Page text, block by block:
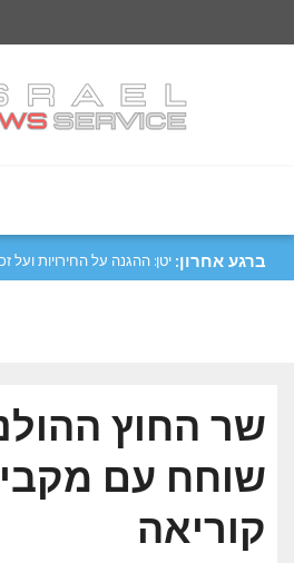
ברגע אחרון: יטן: ההגנה על החירויות ועל נערכה
שר החוץ
שוחח עם
קוריאה